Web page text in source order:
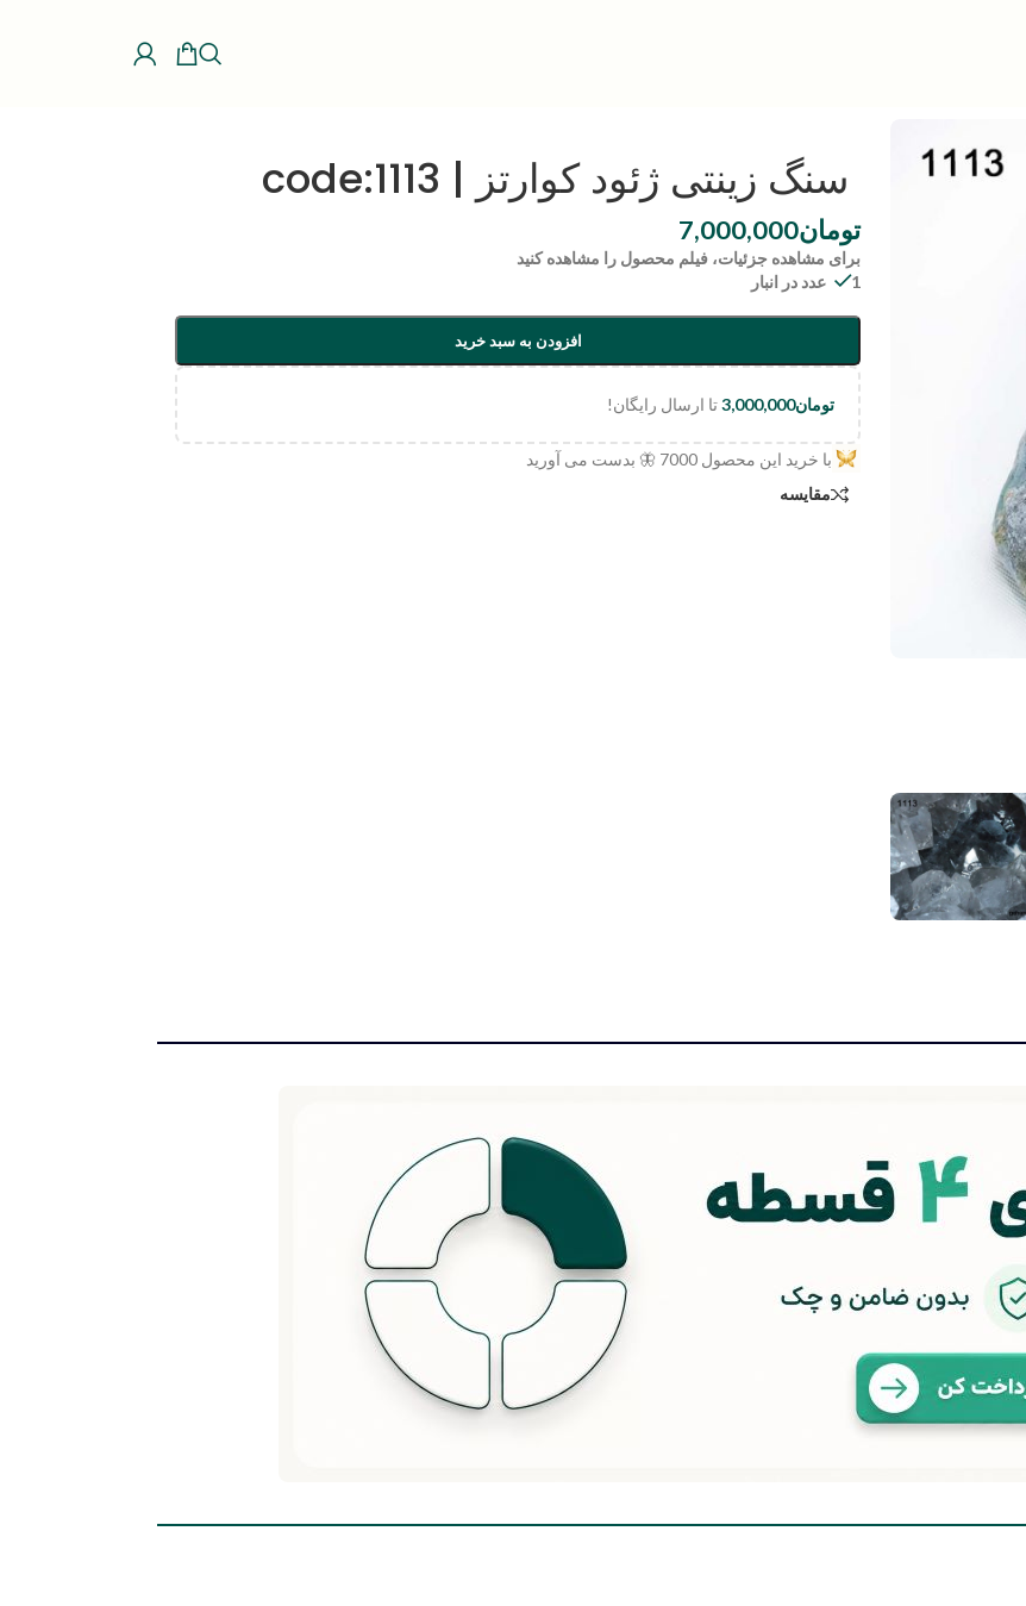
سنگ زینتی ژئود کوارتز | code:1113
تومان7,000,000
برای مشاهده جزئیات، فیلم محصول را مشاهده کنید
1 عدد در انبار
افزودن به سبد خرید
تومان3,000,000تا ارسال رایگان!
با خرید این محصول 7000 🦋 بدست می آورید
مقایسه